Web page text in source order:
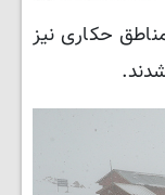
حکاری نیز